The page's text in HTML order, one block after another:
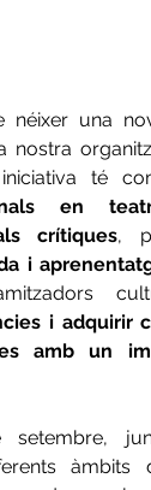
néixer una
nostra
en
crítiques,
i
i adquirir
amb un
àmbits